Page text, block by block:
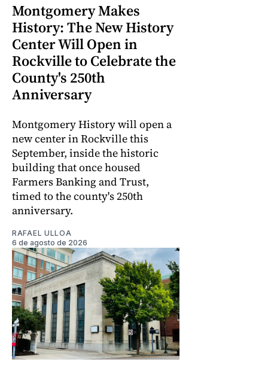
Montgomery Makes
History: The New History
Center Will Open in
Rockville to Celebrate the
County's 250th
Anniversary
Montgomery History will open a
new center in Rockville this
September, inside the historic
building that once housed
Farmers Banking and Trust,
timed to the county's 250th
anniversary.
RAFAEL ULLOA
6 de agosto de 2026